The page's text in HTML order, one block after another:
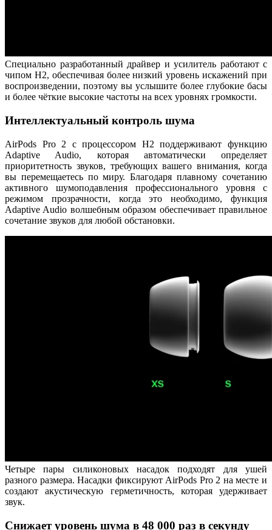
Специально разработанный драйвер и усилитель работают с
чипом H2, обеспечивая более низкий уровень искажений при
воспроизведении, поэтому вы услышите более глубокие басы
и более чёткие высокие частоты на всех уровнях громкости.
Интеллектуальный контроль шума
AirPods Pro 2 с процессором H2 поддерживают функцию
Adaptive Audio, которая автоматически определяет
приоритетность звуков, требующих вашего внимания, когда
вы перемещаетесь по миру. Благодаря плавному сочетанию
активного шумоподавления профессионального уровня с
режимом прозрачности, когда это необходимо, функция
Adaptive Audio волшебным образом обеспечивает правильное
сочетание звуков для любой обстановки.
Четыре пары силиконовых насадок подходят для ушей
разного размера. Насадки фиксируют AirPods Pro 2 на месте и
создают акустическую герметичность, которая удерживает
звук.
Снижает уровень шума в 48 000 раз в секунду